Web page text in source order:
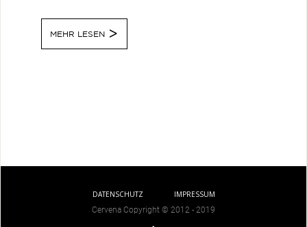
MEHR LESEN
DATENSCHUTZ
IMPRESSUM
Cervena Copyright © 2012 - 2019